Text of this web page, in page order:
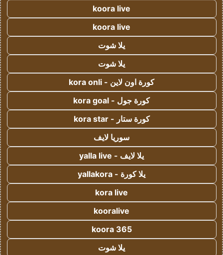
koora live
koora live
يلا شوت
يلا شوت
كورة اون لاين - kora onli
كورة جول - kora goal
كورة ستار - kora star
سوريا لايف
يلا لايف - yalla live
يلا كورة - yallakora
kora live
kooralive
koora 365
يلا شوت